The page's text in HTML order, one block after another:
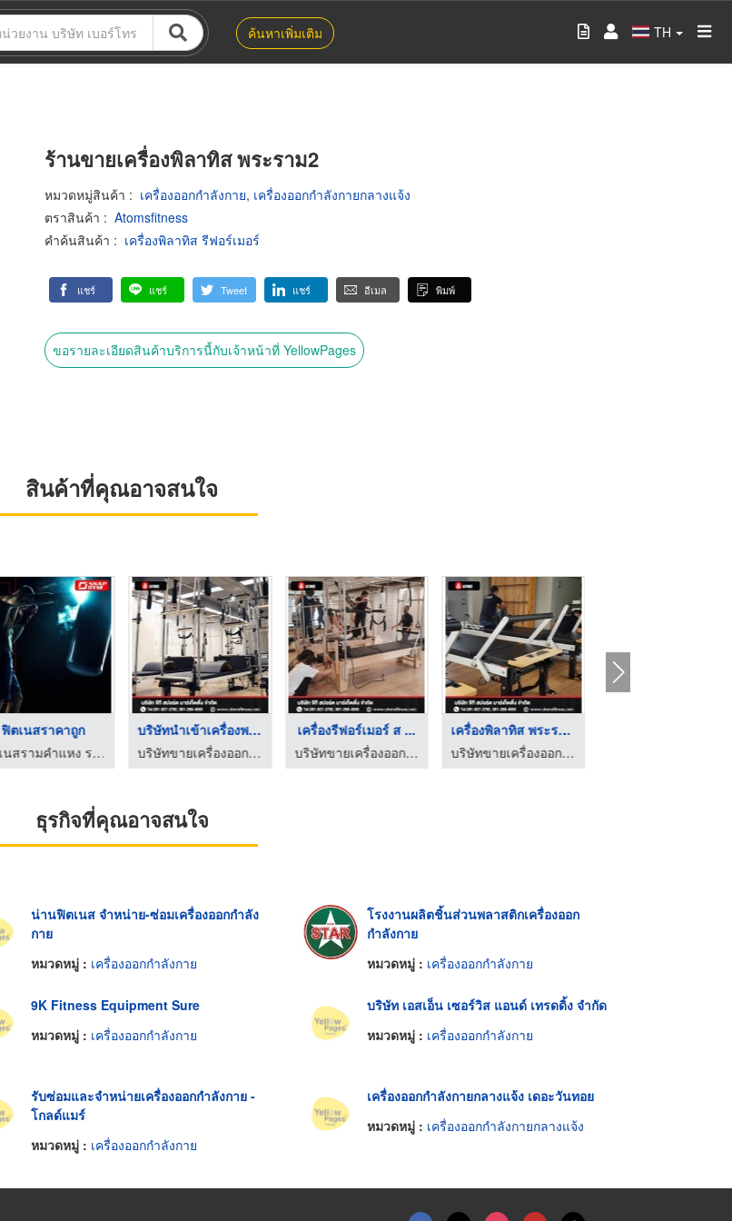
ค้นหาเพิ่มเติม TH
ร้านขายเครื่องพิลาทิส พระราม2
หมวดหมู่สินค้า : เครื่องออกกำลังกาย, เครื่องออกกำลังกายกลางแจ้ง
ตราสินค้า : Atomsfitness
คำค้นสินค้า : เครื่องพิลาทิส รีฟอร์เมอร์
แชร์ แชร์ Tweet แชร์ อีเมล พิมพ์
ขอรายละเอียดสินค้าบริการนี้กับเจ้าหน้าที่ YellowPages
สินค้าที่คุณอาจสนใจ
ฟิตเนสราคาถูก
ฟิตเนสรามคำแหง ราคาถูก - Snap Gym
บริษัทนำเข้าเครื่องพ ...
บริษัทขายเครื่องออกกำลังกาย Brand Atoms Pilates
เครื่องรีฟอร์เมอร์ ส ...
บริษัทขายเครื่องออกกำลังกาย Brand Atoms Pilates
เครื่องพิลาทิส พระรา ...
บริษัทขายเครื่องออกกำลังกาย Brand Atoms Pilates
ธุรกิจที่คุณอาจสนใจ
น่านฟิตเนส จำหน่าย-ซ่อมเครื่องออกกำลัง
กาย
หมวดหมู่ : เครื่องออกกำลังกาย
โรงงานผลิตชิ้นส่วนพลาสติกเครื่องออก
กำลังกาย
หมวดหมู่ : เครื่องออกกำลังกาย
9K Fitness Equipment Sure
หมวดหมู่ : เครื่องออกกำลังกาย
บริษัท เอสเอ็น เซอร์วิส แอนด์ เทรดดิ้ง จำกัด
หมวดหมู่ : เครื่องออกกำลังกาย
รับซ่อมและจำหน่ายเครื่องออกกำลังกาย -
โกลด์แมร์
หมวดหมู่ : เครื่องออกกำลังกาย
เครื่องออกกำลังกายกลางแจ้ง เดอะวันทอย
หมวดหมู่ : เครื่องออกกำลังกายกลางแจ้ง